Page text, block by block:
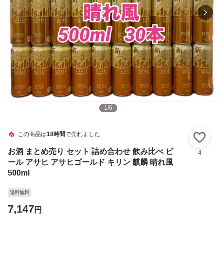
1/6
この商品は18時間で売れました
お酒 まとめ売り セット 詰め合わせ 飲み比べ ビ
ール アサヒ アサヒゴールド キリン 麒麟 晴れ風
500ml
4
送料無料
7,147円